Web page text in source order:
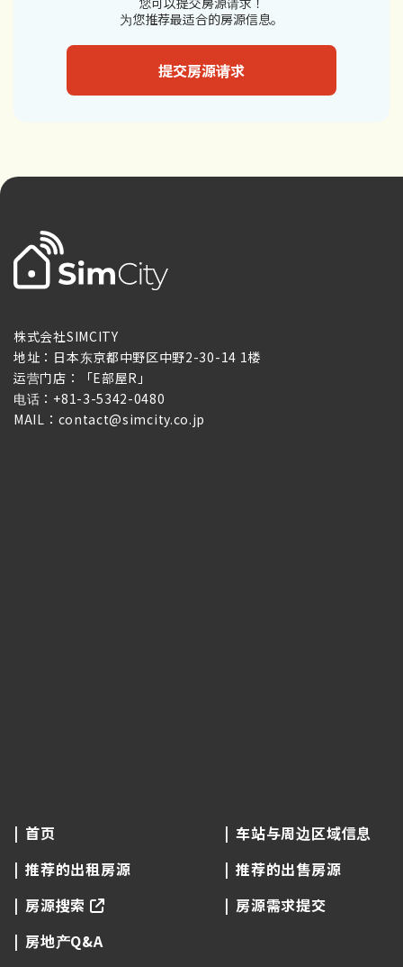
为您推荐最适合的房源信息。
提交房源请求
株式会社SIMCITY
地址：日本东京都中野区中野2-30-14 1楼
运营门店：「E部屋R」
电话：+81-3-5342-0480
MAIL：contact@simcity.co.jp
首页
车站与周边区域信息
推荐的出租房源
推荐的出售房源
房源搜索
房源需求提交
房地产Q&A